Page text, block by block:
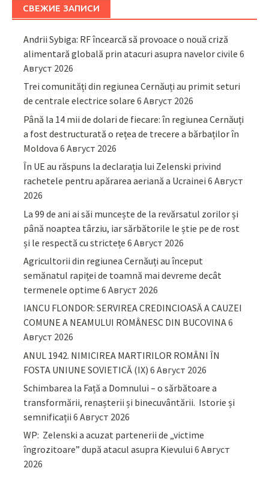
СВЕЖИЕ ЗАПИСИ
Andrii Sybiga: RF încearcă să provoace o nouă criză
alimentară globală prin atacuri asupra navelor civile 6
Август 2026
Trei comunități din regiunea Cernăuți au primit seturi
de centrale electrice solare 6 Август 2026
Până la 14 mii de dolari de fiecare: în regiunea Cernăuți
a fost destructurată o rețea de trecere a bărbaților în
Moldova 6 Август 2026
În UE au răspuns la declarația lui Zelenski privind
rachetele pentru apărarea aeriană a Ucrainei 6 Август
2026
La 99 de ani ai săi muncește de la revărsatul zorilor și
până noaptea târziu, iar sărbătorile le știe pe de rost
și le respectă cu strictețe 6 Август 2026
Agricultorii din regiunea Cernăuți au început
semănatul rapiței de toamnă mai devreme decât
termenele optime 6 Август 2026
IANCU FLONDOR: SERVIREA CREDINCIOASĂ A CAUZEI
COMUNE A NEAMULUI ROMÂNESC DIN BUCOVINA6
Август 2026
ANUL 1942. NIMICIREA MARTIRILOR ROMÂNI ÎN
FOSTA UNIUNE SOVIETICĂ (IX) 6 Август 2026
Schimbarea la Față a Domnului – o sărbătoare a
transformării, renașterii și binecuvântării. Istorie și
semnificații 6 Август 2026
WP: Zelenski a acuzat partenerii de „victime
îngrozitoare” după atacul asupra Kievului 6 Август
2026